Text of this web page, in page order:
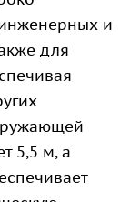
и
для
5,5 м, а